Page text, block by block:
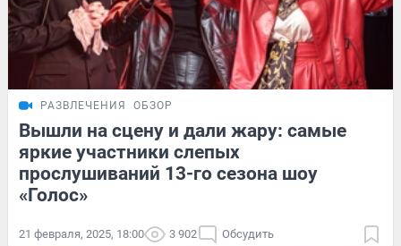
РАЗВЛЕЧЕНИЯ ОБЗОР
Вышли на сцену и дали жару: самые
яркие участники слепых
прослушиваний 13-го сезона шоу
«Голос»
21 февраля, 2025, 18:00 3 902 Обсудить